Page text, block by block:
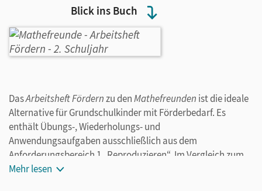
Blick ins Buch
DasArbeitsheft Fördernzu denMathefreunden ist die ideale
Alternative für Grundschulkinder mit Förderbedarf. Es
enthält Übungs-, Wiederholungs- und
Anwendungsaufgaben ausschließlich aus dem
Anforderungsbereich 1 „Reproduzieren“. Im Vergleich zum
allgemeinen Arbeitsheft enthält das Förderheft weniger
Mehr lesen